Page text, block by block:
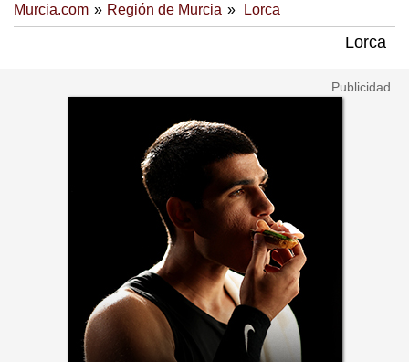
Murcia.com Región de Murcia Lorca
Lorca